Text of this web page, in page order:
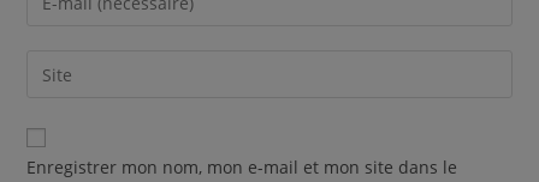
Enregistrer mon nom, mon e-mail et mon site dans le